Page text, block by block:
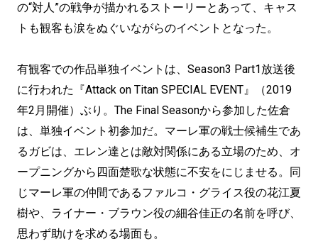
の“対人”の戦争が描かれるストーリーとあって、キャス
トも観客も涙をぬぐいながらのイベントとなった。
有観客での作品単独イベントは、Season3 Part1放送後
に行われた『Attack on Titan SPECIAL EVENT』（2019
年2月開催）ぶり。The Final Seasonから参加した佐倉
は、単独イベント初参加だ。マーレ軍の戦士候補生であ
るガビは、エレン達とは敵対関係にある立場のため、オ
ープニングから四面楚歌な状態に不安をにじませる。同
じマーレ軍の仲間であるファルコ・グライス役の花江夏
樹や、ライナー・ブラウン役の細谷佳正の名前を呼び、
思わず助けを求める場面も。